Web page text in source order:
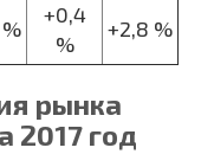
+0,4
%
+2,8 %
рынка
2017 год